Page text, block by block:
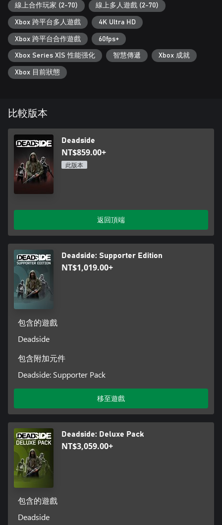
式的工具，讓玩家在建設時更加輕鬆，還加入了豐富的舒適道
具，對遊戲加成相當有幫助。玩家還可透過被動式防禦機制守護
自己的基地，例如砲塔和陷阱。好好保存你的交通工具，並保護
辛苦獲得的戰利品，別讓它們落入掠奪者的手中。
DEADSIDE 的世界
探索這個後蘇聯末日世界中的森林、河流和定居點。你可以在定
居點外的任何地方建造。
在開放世界生存遊戲中，相信沒有玩家喜歡一直透過跑步的方式
來移動。Deadside 提供了船、摩拖車、車輛，與快速移動系統，
讓玩家得以快速在地圖間移動。你可以使用密碼鎖來保護交通工
具，並利用交通工具來存放物品。
任務
Deadside 採用直覺式的任務系統，在地圖上清楚標明了 PvE 事件
武器與戰鬥系統
本遊戲主打彈道武器和各式各樣的武器。玩家共有 32 種火力選
擇，並可利用瞄準器、擴充彈夾、照明燈、消音器以及其他配件
來改造武器。是不是充滿作戰的感覺了呢？設置引線陷阱、重生
包，並使用煙霧彈進行掩護吧。本遊戲的戰鬥系統就是為提供激
烈戰鬥而生。
線上合作玩家 (2-70) 線上多人遊戲 (2-70)
Xbox 跨平台多人遊戲 4K Ultra HD
Xbox 跨平台合作遊戲 60fps+
Xbox Series X|S 性能强化 智慧傳遞 Xbox 成就
Xbox 目前狀態
比較版本
Deadside
NT$859.00+
此版本
返回頂端
Deadside: Supporter Edition
NT$1,019.00+
包含的遊戲
Deadside
包含附加元件
Deadside: Supporter Pack
移至遊戲
Deadside: Deluxe Pack
NT$3,059.00+
包含的遊戲
Deadside